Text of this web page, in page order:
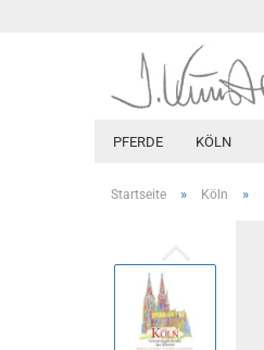
PFERDE KÖLN
Startseite » Köln »